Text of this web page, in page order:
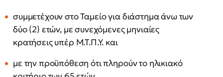
συμμετέχουν στο Ταμείο για διάστημα άνω των
δύο (2) ετών, με συνεχόμενες μηνιαίες
κρατήσεις υπέρ Μ.Τ.Π.Υ. και
με την προϋπόθεση ότι πληρούν το ηλικιακό